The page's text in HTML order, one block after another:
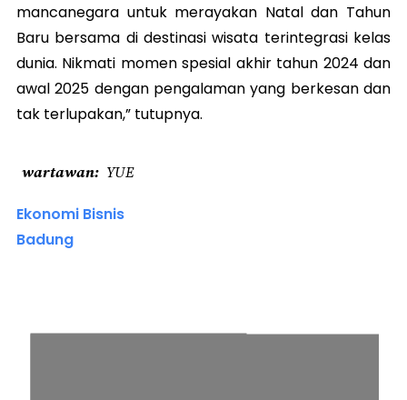
mancanegara untuk merayakan Natal dan Tahun
Baru bersama di destinasi wisata terintegrasi kelas
dunia. Nikmati momen spesial akhir tahun 2024 dan
awal 2025 dengan pengalaman yang berkesan dan
tak terlupakan,” tutupnya.
wartawan YUE
Ekonomi Bisnis
Badung